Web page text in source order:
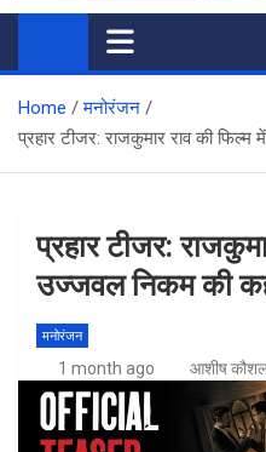
Home
मनोरंजन
प्रहार टीजर: राजकुमार राव की
प्रहार टीजर:
उज्जवल निकम की
मनोरंजन
1 month ago आशीष